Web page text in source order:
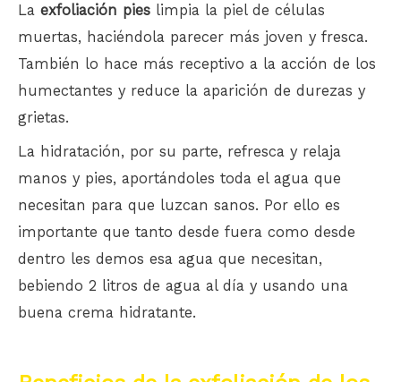
La exfoliación pies limpia la piel de células
muertas, haciéndola parecer más joven y fresca.
También lo hace más receptivo a la acción de los
humectantes y reduce la aparición de durezas y
grietas.
La hidratación, por su parte, refresca y relaja
manos y pies, aportándoles toda el agua que
necesitan para que luzcan sanos. Por ello es
importante que tanto desde fuera como desde
dentro les demos esa agua que necesitan,
bebiendo 2 litros de agua al día y usando una
buena crema hidratante.